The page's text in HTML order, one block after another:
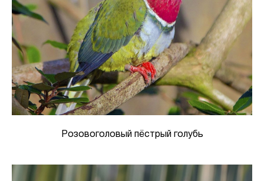
Розовоголовый пёстрый голубь